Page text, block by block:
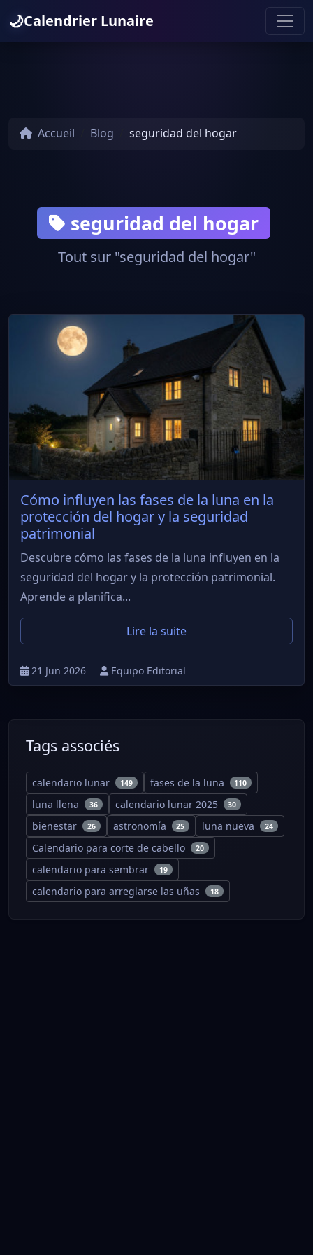
🌙Calendrier Lunaire
Accueil Blog seguridad del hogar
seguridad del hogar
Tout sur "seguridad del hogar"
Cómo influyen las fases de la luna en la
protección del hogar y la seguridad
patrimonial
Descubre cómo las fases de la luna influyen en la
seguridad del hogar y la protección patrimonial.
Aprende a planifica...
Lire la suite
21 Jun 2026 Equipo Editorial
Tags associés
calendario lunar 149 fases de la luna 110
luna llena 36 calendario lunar 2025 30
bienestar 26 astronomía 25 luna nueva 24
Calendario para corte de cabello 20
calendario para sembrar 19
calendario para arreglarse las uñas 18